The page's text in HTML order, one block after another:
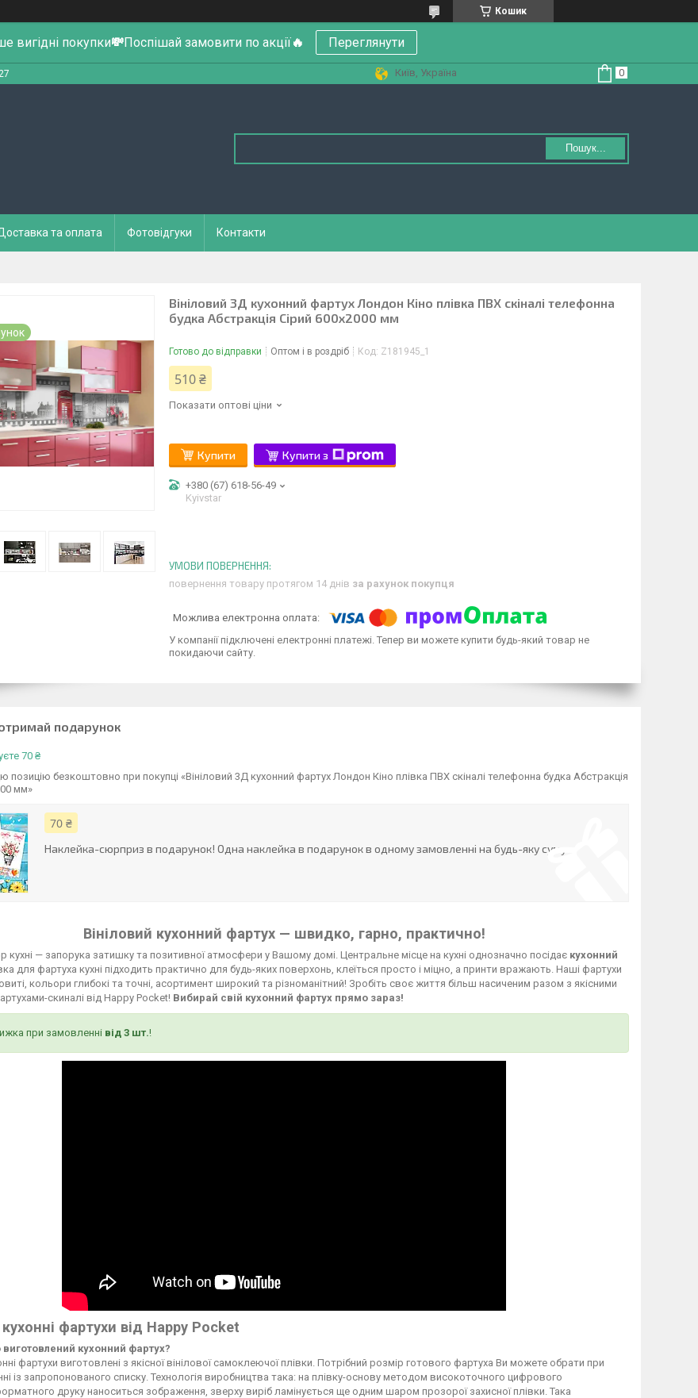
Кошик
вигідні покупки💸Поспішай замовити по акції🔥 Переглянути
Київ, Україна
Пошук...
та оплата Фотовідгуки Контакти
Вініловий 3Д кухонний фартух Лондон Кіно плівка ПВХ скіналі телефонна
будка Абстракція Сірий 600х2000 мм
Готово до відправки Оптом і в роздріб Код: Z181945_1
510 ₴
Показати оптові ціни
Купити Купити з
+380 (67) 618-56-49
Kyivstar
повернення товару протягом 14 днів за рахунок покупця
У компанії підключені електронні платежі. Тепер ви можете купити будь-який товар не
покидаючи сайту.
подарунок
70 ₴
позицію безкоштовно при покупці «Вініловий 3Д кухонний фартух Лондон Кіно плівка ПВХ скіналі телефонна будка Абстракція
мм»
70 ₴
Наклейка-сюрприз в подарунок! Одна наклейка в подарунок в одному замовленні на будь-яку суму
Вініловий кухонний фартух — швидко, гарно, практично!
кухні — запорука затишку та позитивної атмосфери у Вашому домі. Центральне місце на кухні однозначно посідає кухонний
для фартуха кухні підходить практично для будь-яких поверхонь, клеїться просто і міцно, а принти вражають. Наші фартухи
кольори глибокі та точні, асортимент широкий та різноманітний! Зробіть своє життя більш насиченим разом з якісними
скиналі від Happy Pocket! Вибирай свій кухонний фартух прямо зараз!
при замовленні від 3 шт.!
фартухи від Happy Pocket
виготовлений кухонний фартух?
фартухи виготовлені з якісної вінілової самоклеючої плівки. Потрібний розмір готового фартуха Ви можете обрати при
із запропонованого списку. Технологія виробництва така: на плівку-основу методом високоточного цифрового
друку наноситься зображення, зверху виріб ламінується ще одним шаром прозорої захисної плівки. Така